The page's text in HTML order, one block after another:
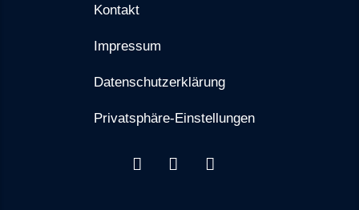
Kontakt
Impressum
Datenschutzerklärung
Privatsphäre-Einstellungen